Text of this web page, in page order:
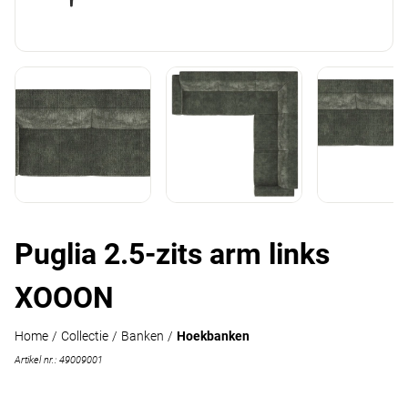
Puglia 2.5-zits arm links
XOOON
Home / Collectie / Banken / Hoekbanken
Artikel nr.: 49009001